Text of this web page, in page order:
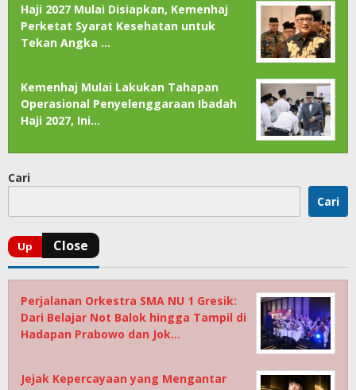
Haji 2027 Mulai Disiapkan, Kemenhaj
Perketat Syarat Kesehatan untuk
Tekan Angka …
Kemenhaj Mulai Lakukan Tahapan
Operasional Penyelenggaraan Ibadah
Haji 2027, Ini…
Cari
Cari
Perjalanan Orkestra SMA NU 1 Gresik:
Dari Belajar Not Balok hingga Tampil di
Hadapan Prabowo dan Jok…
Jejak Kepercayaan yang Mengantar